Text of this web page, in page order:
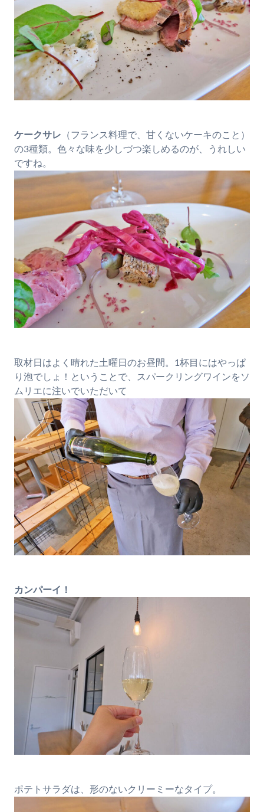
ケークサレ （フランス料理で、甘くないケーキのこと）
の3種類。色々な味を少しづつ楽しめるのが、うれしい
ですね。
取材日はよく晴れた土曜日のお昼間。1杯目にはやっぱ
り泡でしょ！ということで、スパークリングワインをソ
ムリエに注いでいただいて
カンパーイ！
ポテトサラダは、形のないクリーミーなタイプ。